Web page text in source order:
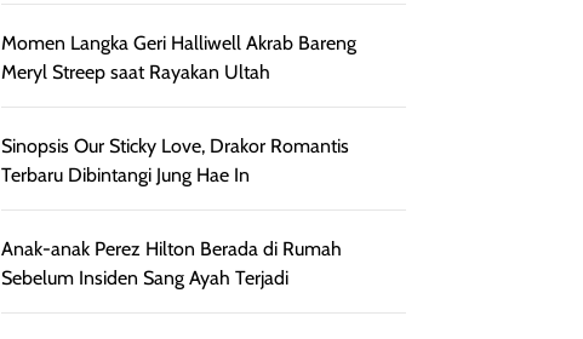
Momen Langka Geri Halliwell Akrab Bareng
Meryl Streep saat Rayakan Ultah
Sinopsis Our Sticky Love, Drakor Romantis
Terbaru Dibintangi Jung Hae In
Anak-anak Perez Hilton Berada di Rumah
Sebelum Insiden Sang Ayah Terjadi